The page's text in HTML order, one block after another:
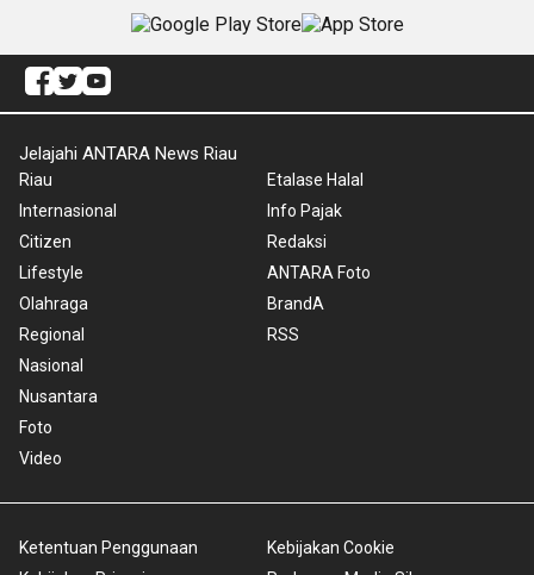
Jelajahi ANTARA News Riau
Riau
Internasional
Citizen
Lifestyle
Olahraga
Regional
Nasional
Nusantara
Foto
Video
Etalase Halal
Info Pajak
Redaksi
ANTARA Foto
BrandA
RSS
Ketentuan Penggunaan
Kebijakan Cookie